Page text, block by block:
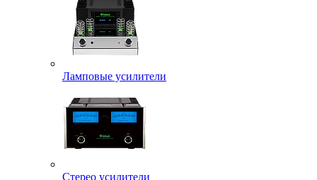
Ламповые усилители
Стерео усилители